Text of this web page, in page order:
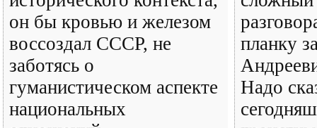
он бы кровью и железом
воссоздал СССР, не
заботясь о
гуманистическом аспекте
национальных
планку
Надо